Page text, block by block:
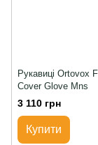
Рукавиці Ortovox
Cover Glove Mns
3 110 грн
Купити